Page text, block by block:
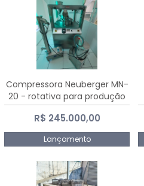
Compressora Neuberger MN-
20 - rotativa para produção
de comprimidos
R$ 245.000,00
Lançamento